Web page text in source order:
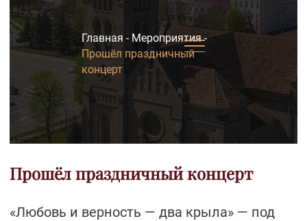
Главная - Мероприятия-
Прошёл праздничный
концерт
Прошёл праздничный концерт
«Любовь и верность — два крыла» — под